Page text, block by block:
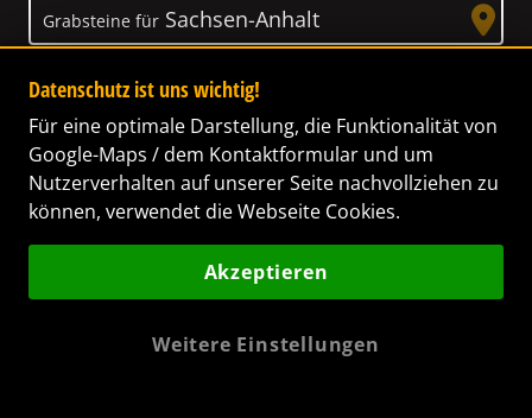
Grabsteine für Sachsen-Anhalt
Grabsteine für Schleswig-Holstein
Grabsteine fürThüringen
Unser Anspruch
Das Leben ist ein Geschenk! – Nun haben wir
Datenschutz ist uns wichtig!
Für eine optimale Darstellung, die Funktionalität von
Google-Maps / dem Kontaktformular und um
Nutzerverhalten auf unserer Seite nachvollziehen zu
können, verwendet die Webseite Cookies.
Akzeptieren
Weitere Einstellungen